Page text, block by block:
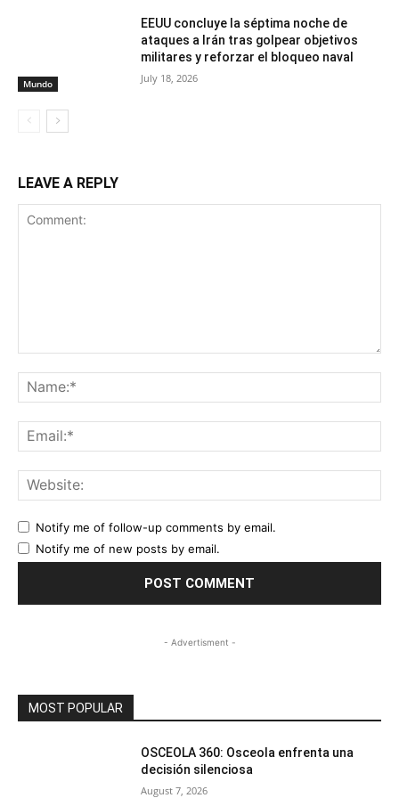
Mundo
EEUU concluye la séptima noche de
ataques a Irán tras golpear objetivos
militares y reforzar el bloqueo naval
July 18, 2026
LEAVE A REPLY
Notify me of follow-up comments by email.
Notify me of new posts by email.
- Advertisment -
MOST POPULAR
OSCEOLA 360: Osceola enfrenta una
decisión silenciosa
August 7, 2026